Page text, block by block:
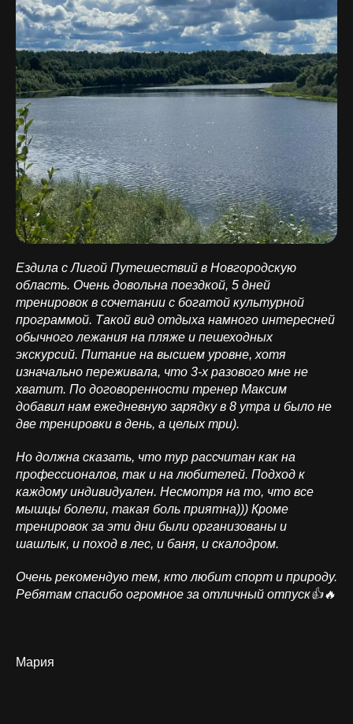
Ездила с Лигой Путешествий в Новгородскую
область. Очень довольна поездкой, 5 дней
тренировок в сочетании с богатой культурной
программой. Такой вид отдыха намного интересней
обычного лежания на пляже и пешеходных
экскурсий. Питание на высшем уровне, хотя
изначально переживала, что 3-х разового мне не
хватит. По договоренности тренер Максим
добавил нам ежедневную зарядку в 8 утра и было не
две тренировки в день, а целых три).
Но должна сказать, что тур рассчитан как на
профессионалов, так и на любителей. Подход к
каждому индивидуален. Несмотря на то, что все
мышцы болели, такая боль приятна))) Кроме
тренировок за эти дни были организованы и
шашлык, и поход в лес, и баня, и скалодром.
Очень рекомендую тем, кто любит спорт и природу.
Ребятам спасибо огромное за отличный отпуск👍🔥
Мария